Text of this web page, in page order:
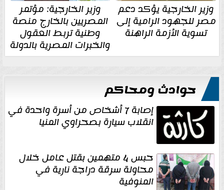
وزير الخارجية يؤكد دعم
مصر للجهود الرامية إلى
تسوية الأزمة الراهنة
وزير الخارجية: مؤتمر
المصريين بالخارج منصة
وطنية تربط العقول
والخبرات المصرية بالدولة
حوادث ومحاكم
إصابة 7 أشخاص من أسرة واحدة في
انقلاب سيارة بصحراوي المنيا
حبس 4 متهمين بقتل عامل خلال
محاولة سرقة دراجة نارية في
المنوفية